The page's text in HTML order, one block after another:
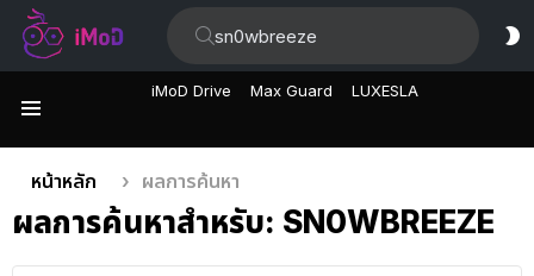
iMoD Drive Max Guard LUXESLA
คุณอยู่ที่นี่:
หน้าหลัก ผลการค้นหา
ผลการค้นหาสำหรับ: SN0WBREEZE